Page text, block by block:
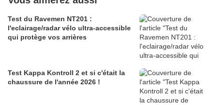
Test du Ravemen NT201 :
l'eclairage/radar vélo ultra-accessible
qui protège vos arrières
Test Kappa Kontroll 2 et si c'était la
chaussure de l'année 2026 !